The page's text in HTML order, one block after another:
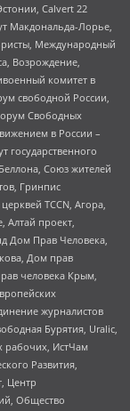
Calvert 22
Макдональда-Лорье,
Международный
Возрождение,
комитет в
свободной России,
Свободных
в России –
государственного
Союз жителей
Гринпис
TCCN, Агора,
Алтай проект,
Дом Прав Человека,
Дом прав
человека Крым,
журналистов
Бурятия, Uralic,
рабочих, ИстЧам
Развития,
Центр
Общество